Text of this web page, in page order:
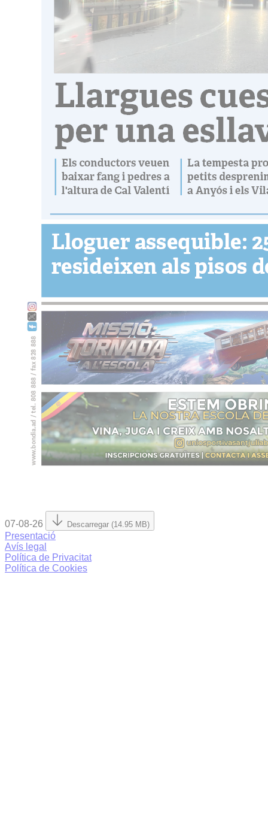
07-08-26 Descarregar (14.95 MB)
Presentació
Avís legal
Política de Privacitat
Política de Cookies